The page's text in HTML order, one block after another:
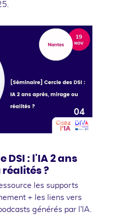
04
décembre
DSI : l'IA 2 ans
?
les supports
+ les liens vers
générés par l'IA.